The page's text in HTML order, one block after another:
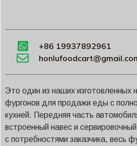
+86 19937892961
Это один из наших изготовленных
фургонов для продажи еды с
кухней. Передняя часть
встроенный навес и
с потребностями заказчика, весь